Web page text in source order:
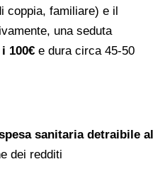
coppia, familiare) e il
una seduta
100€ e dura circa 45-50
sanitaria detraibile al
dei redditi